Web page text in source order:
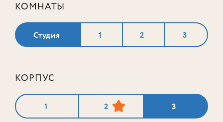
КОМНАТЫ
Студия 1 2 3
КОРПУС
1 2 3